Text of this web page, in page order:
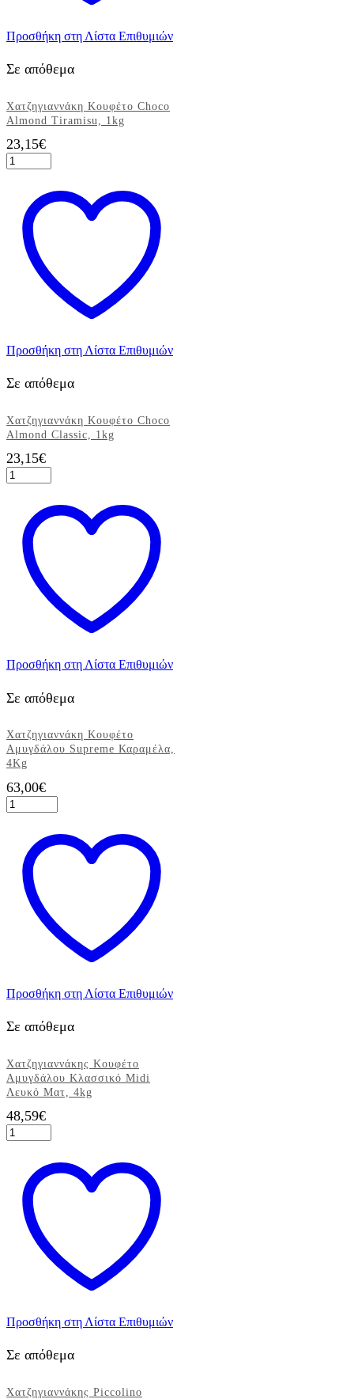
Προσθήκη στη Λίστα Επιθυμιών
Σε απόθεμα
Χατζηγιαννάκη Κουφέτο Choco
Almond Tiramisu, 1kg
23,15€
Χατζηγιαννάκη
Κουφέτο
Almond
Tiramisu,
1kg
ποσότητα
Προσθήκη στη Λίστα Επιθυμιών
Σε απόθεμα
Χατζηγιαννάκη Κουφέτο Choco
Almond Classic, 1kg
23,15€
Χατζηγιαννάκη
Κουφέτο
Almond
Classic,
1kg
ποσότητα
Προσθήκη στη Λίστα Επιθυμιών
Σε απόθεμα
Χατζηγιαννάκη Κουφέτο
Αμυγδάλου Supreme Καραμέλα,
4Kg
63,00€
Χατζηγιαννάκη
Κουφέτο
Supreme
Καραμέλα,
4Kg
ποσότητα
Προσθήκη στη Λίστα Επιθυμιών
Σε απόθεμα
Χατζηγιαννάκης Κουφέτο
Αμυγδάλου Κλασσικό Midi
Λευκό Ματ, 4kg
48,59€
Χατζηγιαννάκης
Κουφέτο
Κλασσικό
Midi
Λευκό
Ματ,
ποσότητα
Προσθήκη στη Λίστα Επιθυμιών
Σε απόθεμα
Χατζηγιαννάκης Piccolino